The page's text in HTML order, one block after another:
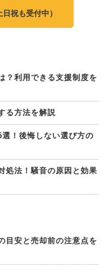
祝も受付中）
？利用できる支援制度を
る方法を解説
！後悔しない選び方の
処法！騒音の原因と効果
目安と売却前の注意点を